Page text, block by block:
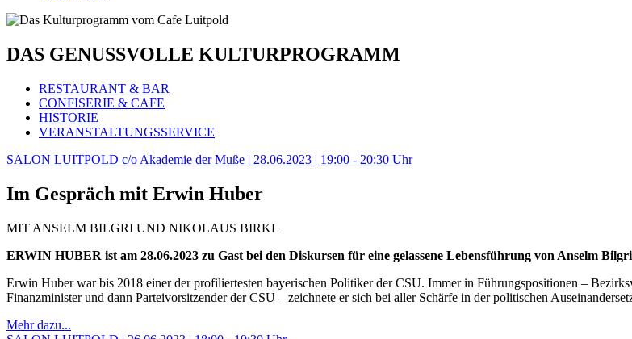
DAS GENUSSVOLLE KULTURPROGRAMM
RESTAURANT & BAR
CONFISERIE & CAFE
HISTORIE
VERANSTALTUNGSSERVICE
SALON LUITPOLD c/o Akademie der Muße | 28.06.2023 | 19:00 - 20:30 Uhr
Im Gespräch mit Erwin Huber
MIT ANSELM BILGRI UND NIKOLAUS BIRKL
ERWIN HUBER ist am 28.06.2023 zu Gast bei den Diskursen für eine gelassene Lebensführung von Anselm
Erwin Huber war bis 2018 einer der profiliertesten bayerischen Politiker der CSU. Immer in Führungspositionen –
Finanzminister und dann Parteivorsitzender der CSU – zeichnete er sich bei aller Schärfe in der politischen
Mehr dazu...